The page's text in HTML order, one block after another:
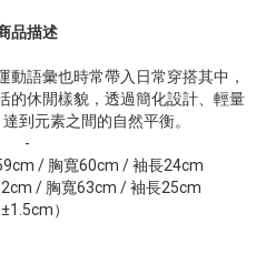
品描述
動語彙也時常帶入日常穿搭其中，
的休閒樣貌，透過簡化設計、輕量
到元素之間的自然平衡。
-
/ 胸寬60cm / 袖長24cm
/ 胸寬63cm / 袖長25cm
±1.5cm）